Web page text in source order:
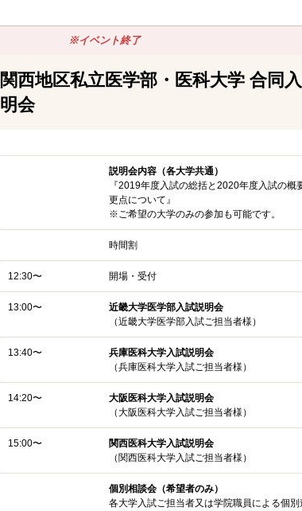
※イベント終了
関西地区私立医学部・医科大学 合同
明会
説明会内容（各大学共通）
『2019年度入試の総括と2020年度入試の概
更点について』
※ご希望の大学のみの参加も可能です。
時間割
12:30〜 開場・受付
13:00〜
近畿大学医学部入試説明会
（近畿大学医学部入試ご担当者様）
13:40〜
兵庫医科大学入試説明会
（兵庫医科大学入試ご担当者様）
14:20〜
大阪医科大学入試説明会
（大阪医科大学入試ご担当者様）
15:00〜
関西医科大学入試説明会
（関西医科大学入試ご担当者様）
個別相談会（希望者のみ）
各大学入試ご担当者又は学院職員による個別